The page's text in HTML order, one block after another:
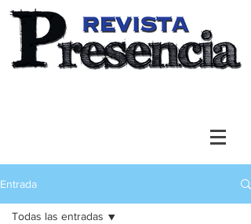
Entrada
Todas las entradas